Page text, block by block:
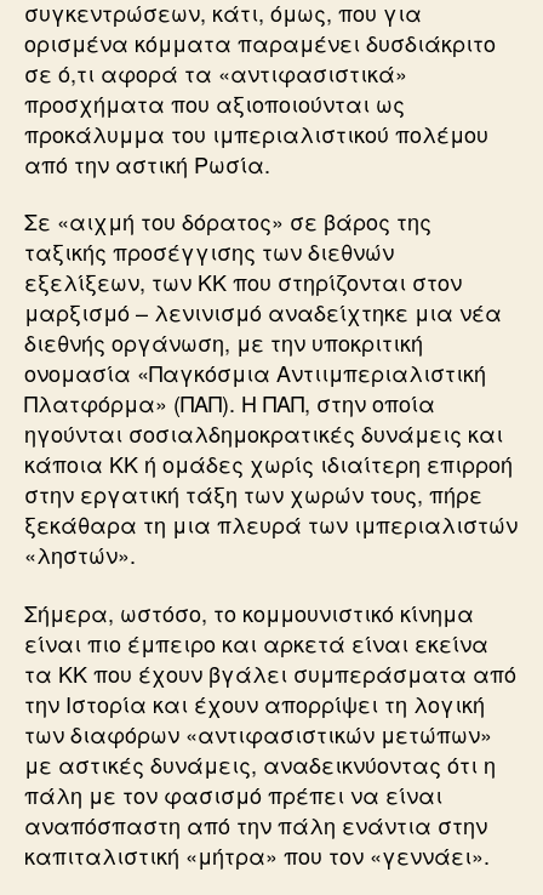
συγκεντρώσεων, κάτι, όμως, που για
ορισμένα κόμματα παραμένει δυσδιάκριτο
σε ό,τι αφορά τα «αντιφασιστικά»
προσχήματα που αξιοποιούνται ως
προκάλυμμα του ιμπεριαλιστικού πολέμου
από την αστική Ρωσία.
Σε «αιχμή του δόρατος» σε βάρος της
ταξικής προσέγγισης των διεθνών
εξελίξεων, των ΚΚ που στηρίζονται στον
μαρξισμό – λενινισμό αναδείχτηκε μια νέα
διεθνής οργάνωση, με την υποκριτική
ονομασία «Παγκόσμια Αντιιμπεριαλιστική
Πλατφόρμα» (ΠΑΠ). Η ΠΑΠ, στην οποία
ηγούνται σοσιαλδημοκρατικές δυνάμεις και
κάποια ΚΚ ή ομάδες χωρίς ιδιαίτερη επιρροή
στην εργατική τάξη των χωρών τους, πήρε
ξεκάθαρα τη μια πλευρά των ιμπεριαλιστών
«ληστών».
Σήμερα, ωστόσο, το κομμουνιστικό κίνημα
είναι πιο έμπειρο και αρκετά είναι εκείνα
τα ΚΚ που έχουν βγάλει συμπεράσματα από
την Ιστορία και έχουν απορρίψει τη λογική
των διαφόρων «αντιφασιστικών μετώπων»
με αστικές δυνάμεις, αναδεικνύοντας ότι η
πάλη με τον φασισμό πρέπει να είναι
αναπόσπαστη από την πάλη ενάντια στην
καπιταλιστική «μήτρα» που τον «γεννάει».